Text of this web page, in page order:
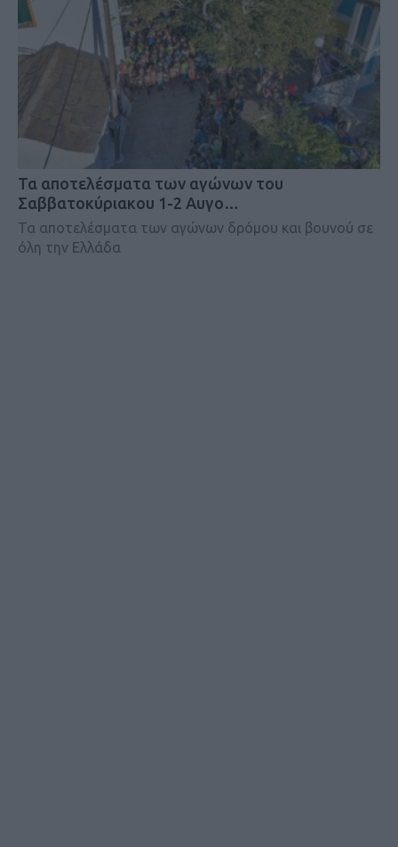
Τα αποτελέσματα των αγώνων του
Σαββατοκύριακου 1-2 Αυγο…
Τα αποτελέσματα των αγώνων δρόμου και βουνού σε
όλη την Ελλάδα